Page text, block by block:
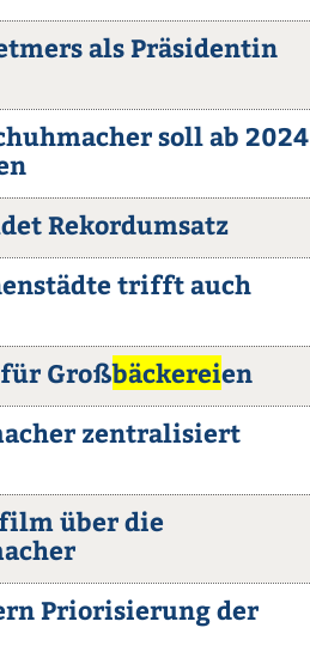
als Präsidentin
soll ab 2024
Rekordumsatz
trifft auch
Großbäckereien
zentralisiert
über die
Priorisierung der